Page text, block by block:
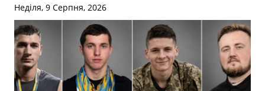
Неділя, 9 Серпня, 2026